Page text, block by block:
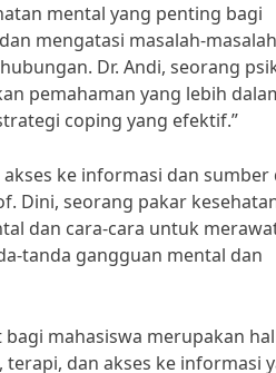
mental yang penting bagi
mengatasi masalah-
Dr. Andi, seorang
pemahaman yang lebih
coping yang efektif.”
ke informasi dan sumber
Dini, seorang pakar
dan cara-cara untuk
tanda gangguan mental dan
mahasiswa merupakan
dan akses ke informasi